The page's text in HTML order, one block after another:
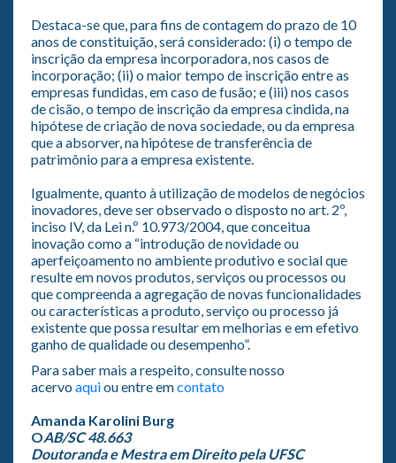
Destaca-se que, para fins de contagem do prazo de 10
anos de constituição, será considerado: (i) o tempo de
inscrição da empresa incorporadora, nos casos de
incorporação; (ii) o maior tempo de inscrição entre as
empresas fundidas, em caso de fusão; e (iii) nos casos
de cisão, o tempo de inscrição da empresa cindida, na
hipótese de criação de nova sociedade, ou da empresa
que a absorver, na hipótese de transferência de
patrimônio para a empresa existente.
Igualmente, quanto à utilização de modelos de negócios
inovadores, deve ser observado o disposto no art. 2º,
inciso IV, da Lei n.º 10.973/2004, que conceitua
inovação como a “introdução de novidade ou
aperfeiçoamento no ambiente produtivo e social que
resulte em novos produtos, serviços ou processos ou
que compreenda a agregação de novas funcionalidades
ou características a produto, serviço ou processo já
existente que possa resultar em melhorias e em efetivo
ganho de qualidade ou desempenho”.
Para saber mais a respeito, consulte nosso
acervoaquiou entre emcontato
Amanda Karolini Burg
OAB/SC 48.663
Doutoranda e Mestra em Direito pela UFSC